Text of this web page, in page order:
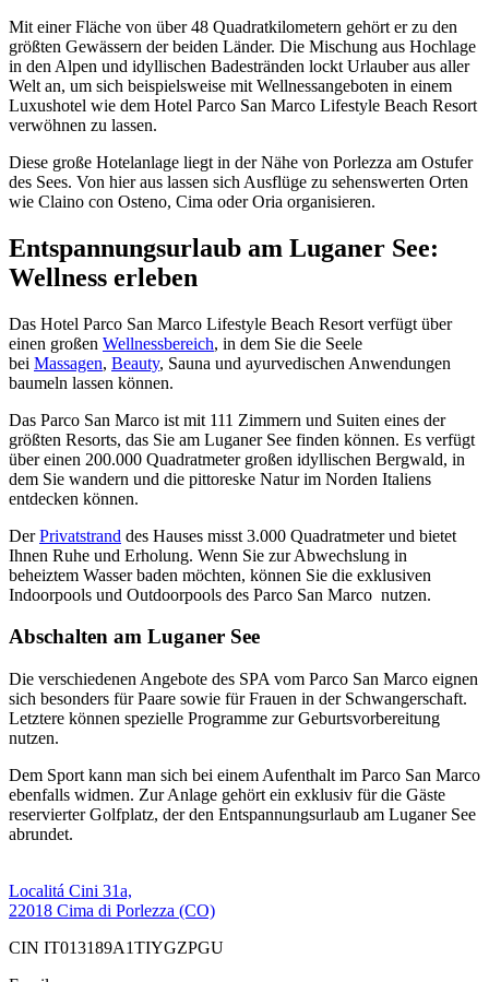
Mit einer Fläche von über 48 Quadratkilometern gehört er zu den
größten Gewässern der beiden Länder. Die Mischung aus Hochlage
in den Alpen und idyllischen Badestränden lockt Urlauber aus aller
Welt an, um sich beispielsweise mit Wellnessangeboten in einem
Luxushotel wie dem Hotel Parco San Marco Lifestyle Beach Resort
verwöhnen zu lassen.
Diese große Hotelanlage liegt in der Nähe von Porlezza am Ostufer
des Sees. Von hier aus lassen sich Ausflüge zu sehenswerten Orten
wie Claino con Osteno, Cima oder Oria organisieren.
Entspannungsurlaub am Luganer See:
Wellness erleben
Das Hotel Parco San Marco Lifestyle Beach Resort verfügt über
einen großen Wellnessbereich, in dem Sie die Seele
bei Massagen, Beauty, Sauna und ayurvedischen Anwendungen
baumeln lassen können.
Das Parco San Marco ist mit 111 Zimmern und Suiten eines der
größten Resorts, das Sie am Luganer See finden können. Es verfügt
über einen 200.000 Quadratmeter großen idyllischen Bergwald, in
dem Sie wandern und die pittoreske Natur im Norden Italiens
entdecken können.
DerPrivatstrand des Hauses misst 3.000 Quadratmeter und bietet
Ihnen Ruhe und Erholung. Wenn Sie zur Abwechslung in
beheiztem Wasser baden möchten, können Sie die exklusiven
Indoorpools und Outdoorpools des Parco San Marco nutzen.
Abschalten am Luganer See
Die verschiedenen Angebote des SPA vom Parco San Marco eignen
sich besonders für Paare sowie für Frauen in der Schwangerschaft.
Letztere können spezielle Programme zur Geburtsvorbereitung
nutzen.
Dem Sport kann man sich bei einem Aufenthalt im Parco San Marco
ebenfalls widmen. Zur Anlage gehört ein exklusiv für die Gäste
reservierter Golfplatz, der den Entspannungsurlaub am Luganer See
abrundet.
Localitá Cini 31a,
22018 Cima di Porlezza (CO)
CIN IT013189A1TIYGZPGU